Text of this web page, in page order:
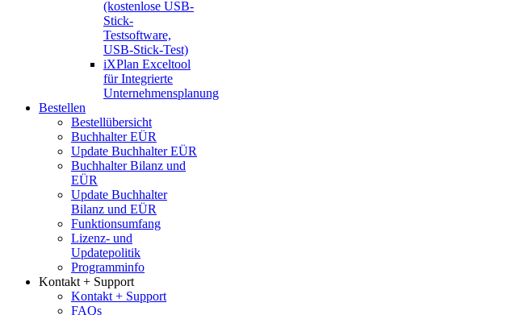
(kostenlose USB-
Stick-
Testsoftware,
USB-Stick-Test)
iXPlan Exceltool
für Integrierte
Unternehmensplanung
Bestellen
Bestellübersicht
Buchhalter EÜR
Update Buchhalter EÜR
Buchhalter Bilanz und
EÜR
Update Buchhalter
Bilanz und EÜR
Funktionsumfang
Lizenz- und
Updatepolitik
Programminfo
Kontakt + Support
Kontakt + Support
FAQs